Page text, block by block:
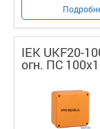
IEK UKF20-
огн. ПС